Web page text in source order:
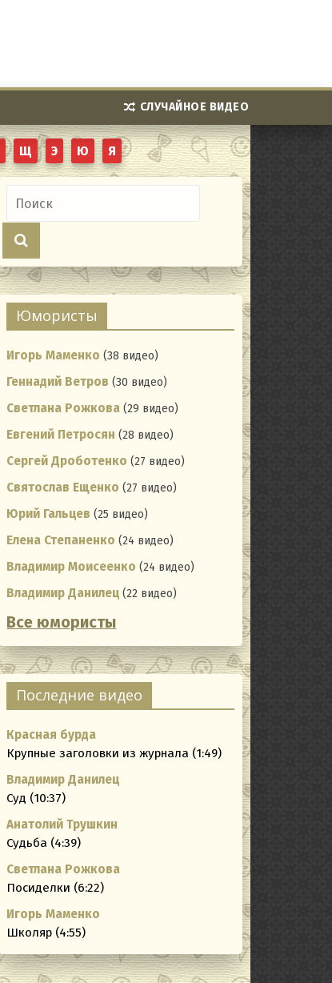
СЛУЧАЙНОЕ ВИДЕО
Щ Э Ю Я
Юмористы
Игорь Маменко (38 видео)
Геннадий Ветров (30 видео)
Светлана Рожкова (29 видео)
Евгений Петросян (28 видео)
Сергей Дроботенко (27 видео)
Святослав Ещенко (27 видео)
Юрий Гальцев (25 видео)
Елена Степаненко (24 видео)
Владимир Моисеенко (24 видео)
Владимир Данилец (22 видео)
Все юмористы
Последние видео
Красная бурда
Крупные заголовки из журнала (1:49)
Владимир Данилец
Суд (10:37)
Анатолий Трушкин
Судьба (4:39)
Светлана Рожкова
Посиделки (6:22)
Игорь Маменко
Школяр (4:55)